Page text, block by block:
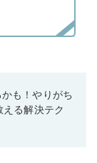
も！やりがち
る解決テク